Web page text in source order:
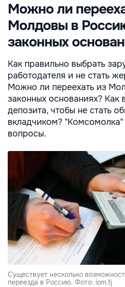
Можно ли
Молдовы в
законных
Как правильно выбрать
работодателя и не стать
Можно ли переехать из
законных основаниях? Как
депозита, чтобы не стать
вкладчиком? "Комсомолка"
вопросы.
Существует несколько
переезда в Россию. Фото: iom.tj